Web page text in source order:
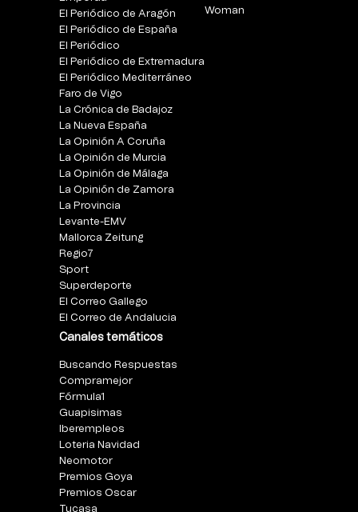
El Periódico de Aragón
El Periódico de España
El Periódico
El Periódico de Extremadura
El Periódico Mediterráneo
Faro de Vigo
La Crónica de Badajoz
La Nueva España
La Opinión A Coruña
La Opinión de Murcia
La Opinión de Málaga
La Opinión de Zamora
La Provincia
Levante-EMV
Mallorca Zeitung
Regio7
Sport
Superdeporte
El Correo Gallego
El Correo de Andalucia
Canales temáticos
Buscando Respuestas
Compramejor
Fórmula1
Guapisimas
Iberempleos
Loteria Navidad
Neomotor
Premios Goya
Premios Oscar
Tucasa
Woman